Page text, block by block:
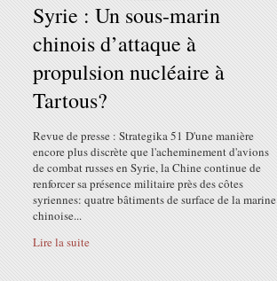
Syrie : Un sous-marin
chinois d’attaque à
propulsion nucléaire à
Tartous?
Revue de presse : Strategika 51 D'une manière
encore plus discrète que l'acheminement d'avions
de combat russes en Syrie, la Chine continue de
renforcer sa présence militaire près des côtes
syriennes: quatre bâtiments de surface de la marine
chinoise...
Lire la suite